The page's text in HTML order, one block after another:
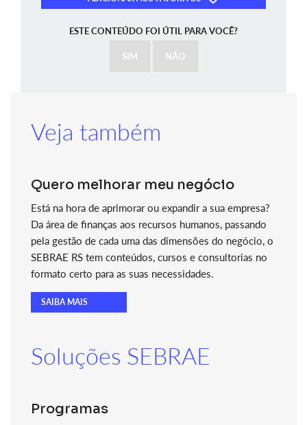
ESTE CONTEÚDO FOI ÚTIL PARA VOCÊ?
SIM NÃO
Veja também
Quero melhorar meu negócio
Está na hora de aprimorar ou expandir a sua empresa?
Da área de finanças aos recursos humanos, passando
pela gestão de cada uma das dimensões do negócio, o
SEBRAE RS tem conteúdos, cursos e consultorias no
formato certo para as suas necessidades.
SAIBA MAIS
Soluções SEBRAE
Programas